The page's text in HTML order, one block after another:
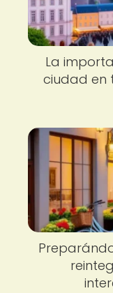
La
ciudad en